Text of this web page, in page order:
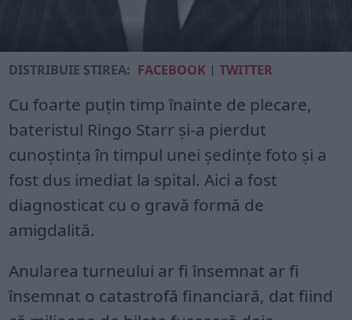
DISTRIBUIE ȘTIREA: FACEBOOK |TWITTER
Cu foarte puțin timp înainte de plecare,
bateristul Ringo Starr și-a pierdut
cunoștința în timpul unei ședințe foto și a
fost dus imediat la spital. Aici a fost
diagnosticat cu o gravă formă de
amigdalită.
Anularea turneului ar fi însemnat ar fi
însemnat o catastrofă financiară, dat fiind